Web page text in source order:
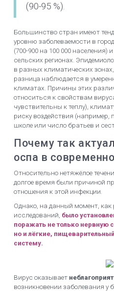
(90-95 %).
Большинство стран имеют
уровню заболеваемости в
(700-900 на 100 000 населения)
сельских регионах.
в разных климатических
разница наблюдается в
климатах. Причины этих
относиться к свойствам
чувствительны к теплу),
риску воздействия (например,
школе или число братьев и
Почему так
оспа в
Относительно нетяжёлое
долгое время были причиной
отношения к этой инфекции.
Однако, на данный момент, как
исследований, было
поражать не только нервную
но и лёгкие,
систему.
Вирус оказывает
возникновении заболевания